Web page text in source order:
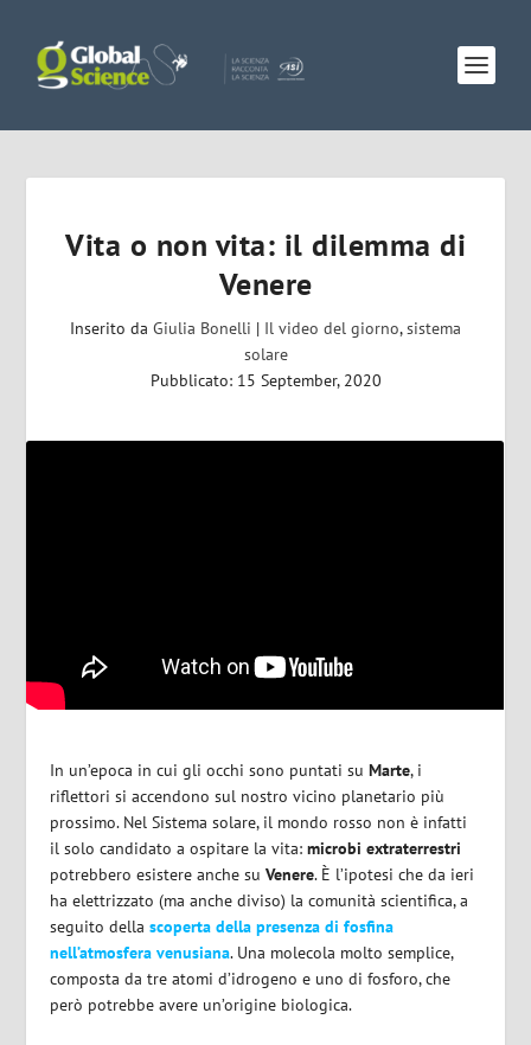
Vita o non vita: il dilemma di
Venere
Inserito da Giulia Bonelli | Il video del giorno,sistema
solare
Pubblicato: 15 September, 2020
In un’epoca in cui gli occhi sono puntati suMarte, i
riflettori si accendono sul nostro vicino planetario più
prossimo. Nel Sistema solare, il mondo rosso non è infatti
il solo candidato a ospitare la vita:microbi extraterrestri
potrebbero esistere anche suVenere. È l’ipotesi che da ieri
ha elettrizzato (ma anche diviso) la comunità scientifica, a
seguito dellascoperta della presenza di fosfina
nell’atmosfera venusiana. Una molecola molto semplice,
composta da tre atomi d’idrogeno e uno di fosforo, che
però potrebbe avere un’origine biologica.